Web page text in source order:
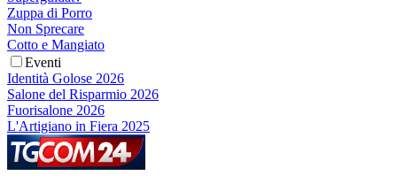
Zuppa di Porro
Non Sprecare
Cotto e Mangiato
Eventi
Identità Golose 2026
Salone del Risparmio 2026
Fuorisalone 2026
L'Artigiano in Fiera 2025